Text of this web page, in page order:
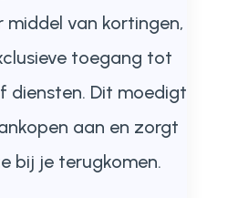
middel van kortingen,
toegang tot
diensten. Dit moedigt
aan en zorgt
bij je terugkomen.